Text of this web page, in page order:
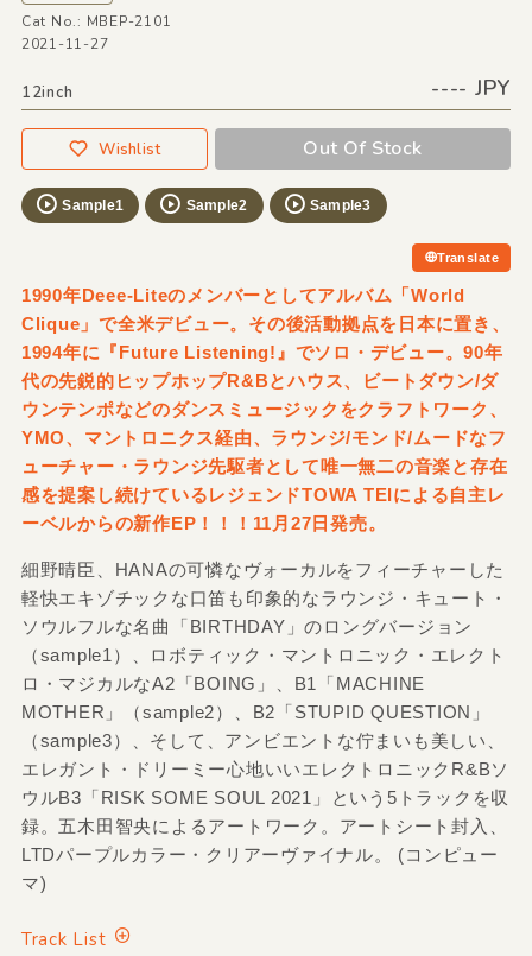
Cat No.: MBEP-2101
2021-11-27
12inch ---- JPY
Wishlist Out Of Stock
Sample1 Sample2 Sample3
Translate
1990年Deee-Liteのメンバーとしてアルバム「World
Clique」で全米デビュー。その後活動拠点を日本に置き、
1994年に『Future Listening!』でソロ・デビュー。90年
代の先鋭的ヒップホップR&Bとハウス、ビートダウン/ダ
ウンテンポなどのダンスミュージックをクラフトワーク、
YMO、マントロニクス経由、ラウンジ/モンド/ムードなフ
ューチャー・ラウンジ先駆者として唯一無二の音楽と存在
感を提案し続けているレジェンドTOWA TEIによる自主レ
ーベルからの新作EP！！！11月27日発売。
細野晴臣、HANAの可憐なヴォーカルをフィーチャーした
軽快エキゾチックな口笛も印象的なラウンジ・キュート・
ソウルフルな名曲「BIRTHDAY」のロングバージョン
（sample1）、ロボティック・マントロニック・エレクト
ロ・マジカルなA2「BOING」、B1「MACHINE
MOTHER」（sample2）、B2「STUPID QUESTION」
（sample3）、そして、アンビエントな佇まいも美しい、
エレガント・ドリーミー心地いいエレクトロニックR&Bソ
ウルB3「RISK SOME SOUL 2021」という5トラックを収
録。五木田智央によるアートワーク。アートシート封入、
LTDパープルカラー・クリアーヴァイナル。 (コンピュー
マ)
Track List